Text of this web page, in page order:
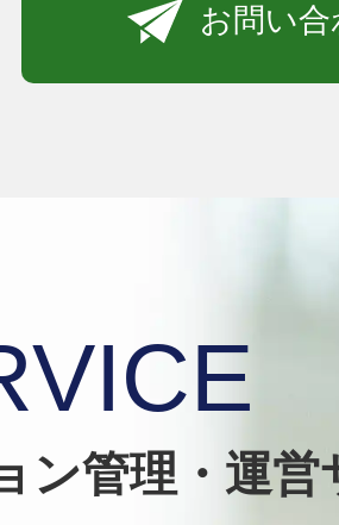
お問い
ン管理・運営